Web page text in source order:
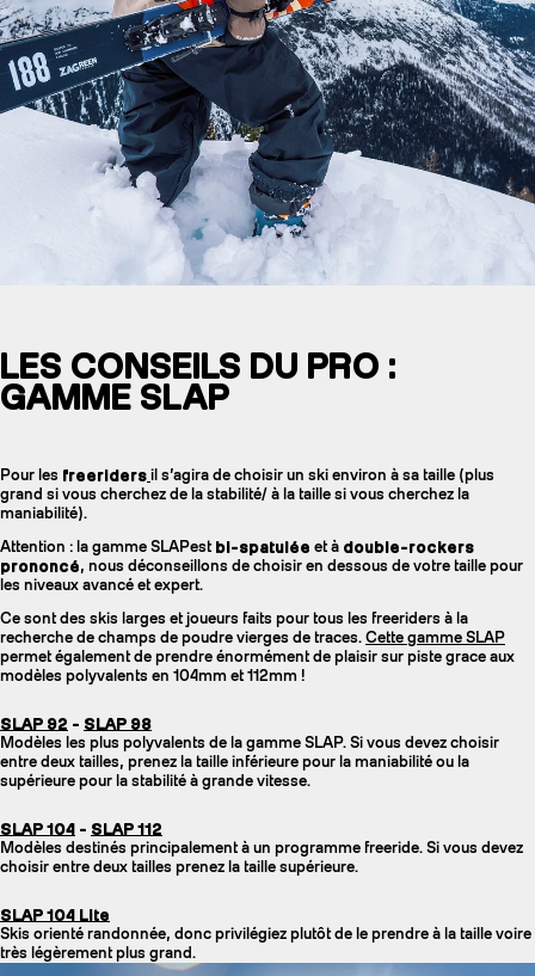
LES CONSEILS DU PRO :
GAMME SLAP
Pour les freeriders il s’agira de choisir un ski environ à sa taille (plus
grand si vous cherchez de la stabilité/ à la taille si vous cherchez la
maniabilité).
Attention : la gamme SLAPest bi-spatulée et à double-rockers
prononcé, nous déconseillons de choisir en dessous de votre taille pour
les niveaux avancé et expert.
Ce sont des skis larges et joueurs faits pour tous les freeriders à la
recherche de champs de poudre vierges de traces. Cette gamme SLAP
permet également de prendre énormément de plaisir sur piste grace aux
modèles polyvalents en 104mm et 112mm !
SLAP 92 - SLAP 98
Modèles les plus polyvalents de la gamme SLAP. Si vous devez choisir
entre deux tailles, prenez la taille inférieure pour la maniabilité ou la
supérieure pour la stabilité à grande vitesse.
SLAP 104 - SLAP 112
Modèles destinés principalement à un programme freeride. Si vous devez
choisir entre deux tailles prenez la taille supérieure.
SLAP 104 Lite
Skis orienté randonnée, donc privilégiez plutôt de le prendre à la taille voire
très légèrement plus grand.